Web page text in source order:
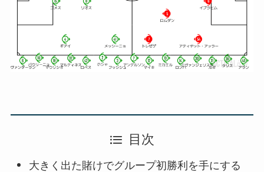
目次
大きく出た賭けでグループ初勝利を手にする